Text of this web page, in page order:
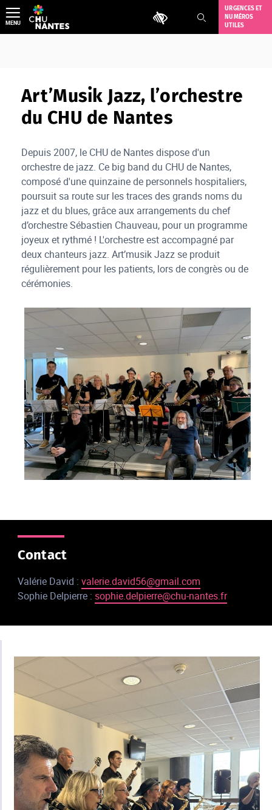
Aller
au
contenu
Outils d'accessibilité
URGENCES ET
NUMÉROS
UTILES
MENU
Art’Musik Jazz, l’orchestre
du CHU de Nantes
Depuis 2007, le CHU de Nantes dispose d'un
orchestre de jazz. Ce big band du CHU de Nantes,
composé d'une quinzaine de personnels hospitaliers,
poursuit sa route sur les traces des grands noms du
jazz et du blues, grâce aux arrangements du chef
d’orchestre Sébastien Chauveau, pour un programme
joyeux et rythmé ! L'orchestre est accompagné par
deux chanteurs jazz. Art’musik Jazz se produit
régulièrement pour les patients, lors de congrès ou de
cérémonies.
Contact
Valérie David : valerie.david56@gmail.com
Sophie Delpierre : sophie.delpierre@chu-nantes.fr